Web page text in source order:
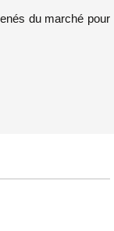
du marché pour